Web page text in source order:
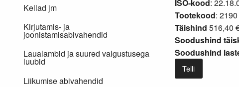
ISO-kood:
Tootekood: 2190
Täishind 516,40
Soodushind
Soodushind
Telli
Kellad jm
Kirjutamis- ja
joonistamisabivahendid
Laualambid ja suured valgustusega
luubid
Liikumise abivahendid